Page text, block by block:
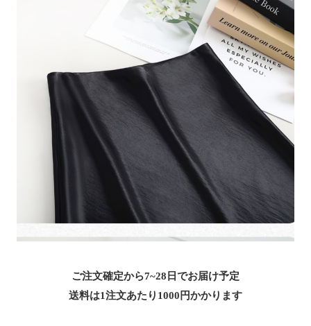
ご注文確定から7~28日でお届け予定
送料は1注文あたり 1000 円かかります